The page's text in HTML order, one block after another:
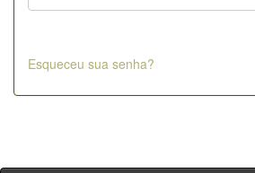
Esqueceu sua senha?